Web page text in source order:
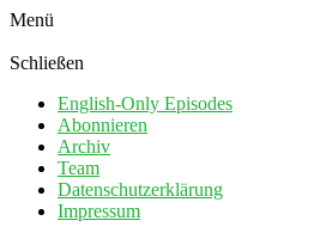
Menü
Schließen
English-Only Episodes
Abonnieren
Archiv
Team
Datenschutzerklärung
Impressum